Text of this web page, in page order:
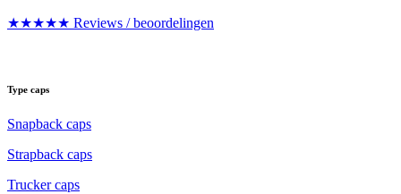
★★★★★ Reviews / beoordelingen
Type caps
Snapback caps
Strapback caps
Trucker caps